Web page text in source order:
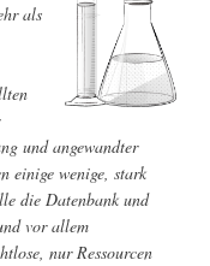
als
und angewandter
einige wenige, stark
die Datenbank und
vor allem
nur Ressourcen